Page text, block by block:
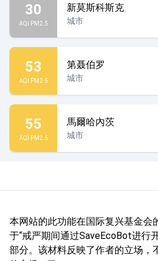
30
AQI PM2.5
新莫斯科斯克
城市
53
AQI PM2.5
第聂伯罗
城市
55
AQI PM2.5
馬爾哈內茨
城市
本网站的此功能在国际复兴基金会
于“戒严期间通过SaveEcoBot进行
部分。该材料反映了作者的立场，